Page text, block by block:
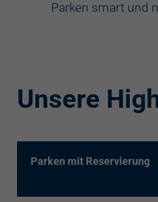
Familienstellplätze
re:charge-Karte
Parken smart und
Unsere
Parken mit Reservierung